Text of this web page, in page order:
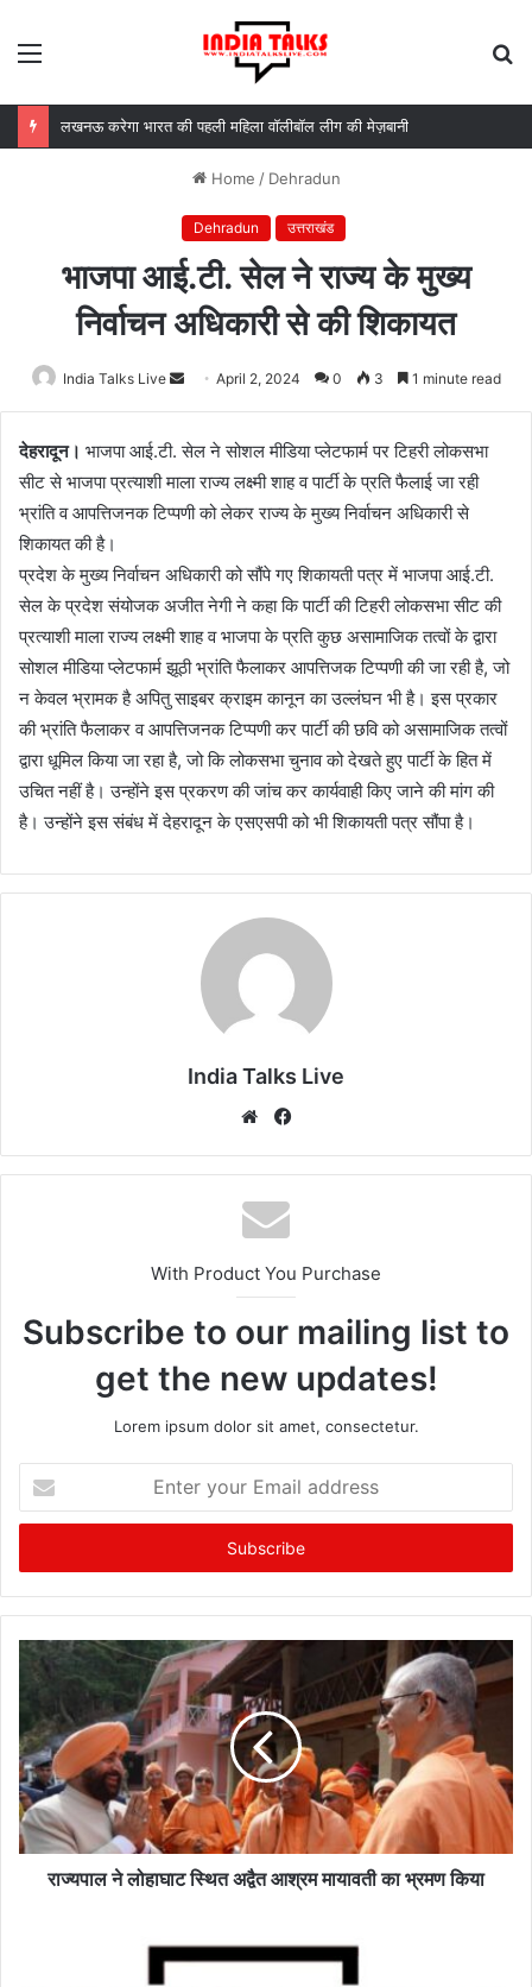
लखनऊ करेगा भारत की पहली महिला वॉलीबॉल लीग की मेज़बानी
Home / Dehradun
Dehradun उत्तराखंड
भाजपा आई.टी. सेल ने राज्य के मुख्य
निर्वाचन अधिकारी से की शिकायत
India Talks Live
Send
an
April 2, 2024 0 3 1 minute read
देहरादून। भाजपा आई.टी. सेल ने सोशल मीडिया प्लेटफार्म पर टिहरी लोकसभा
सीट से भाजपा प्रत्याशी माला राज्य लक्ष्मी शाह व पार्टी के प्रति फैलाई जा रही
भ्रांति व आपत्तिजनक टिप्पणी को लेकर राज्य के मुख्य निर्वाचन अधिकारी से
शिकायत की है।
प्रदेश के मुख्य निर्वाचन अधिकारी को सौंपे गए शिकायती पत्र में भाजपा आई.टी.
सेल के प्रदेश संयोजक अजीत नेगी ने कहा कि पार्टी की टिहरी लोकसभा सीट की
प्रत्याशी माला राज्य लक्ष्मी शाह व भाजपा के प्रति कुछ असामाजिक तत्वों के द्वारा
सोशल मीडिया प्लेटफार्म झूठी भ्रांति फैलाकर आपत्तिजक टिप्पणी की जा रही है, जो
न केवल भ्रामक है अपितु साइबर क्राइम कानून का उल्लंघन भी है। इस प्रकार
की भ्रांति फैलाकर व आपत्तिजनक टिप्पणी कर पार्टी की छवि को असामाजिक तत्वों
द्वारा धूमिल किया जा रहा है, जो कि लोकसभा चुनाव को देखते हुए पार्टी के हित में
उचित नहीं है। उन्होंने इस प्रकरण की जांच कर कार्यवाही किए जाने की मांग की
है। उन्होंने इस संबंध में देहरादून के एसएसपी को भी शिकायती पत्र सौंपा है।
India Talks Live
We
te
bo
With Product You Purchase
Subscribe to our mailing list to
get the new updates!
Lorem ipsum dolor sit amet, consectetur.
t
r
y
u
a
i
l
a
d
राज्यपाल ने लोहाघाट स्थित अद्वैत आश्रम मायावती का भ्रमण किया